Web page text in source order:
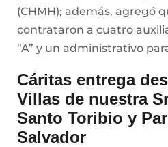
(CHMH); además, agregó
contrataron a cuatro
“A” y un administrativo
Cáritas entrega
Villas de nuestra
Santo Toribio y
Salvador